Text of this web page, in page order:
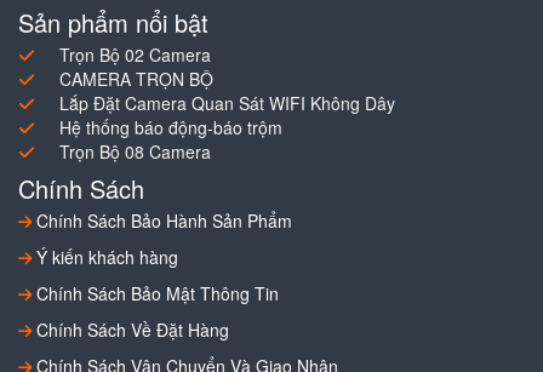
Sản phẩm nổi bật
Trọn Bộ 02 Camera
CAMERA TRỌN BỘ
Lắp Đặt Camera Quan Sát WIFI Không Dây
Hệ thống báo động-báo trộm
Trọn Bộ 08 Camera
Chính Sách
Chính Sách Bảo Hành Sản Phẩm
Ý kiến khách hàng
Chính Sách Bảo Mật Thông Tin
Chính Sách Về Đặt Hàng
Chính Sách Vận Chuyển Và Giao Nhận